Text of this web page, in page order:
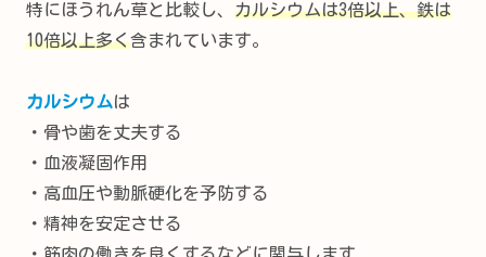
特にほうれん草と比較し、 カルシウムは3倍以上、鉄は
10倍以上多く含まれています。
カルシウムは
・骨や歯を丈夫する
・血液凝固作用
・高血圧や動脈硬化を予防する
・精神を安定させる